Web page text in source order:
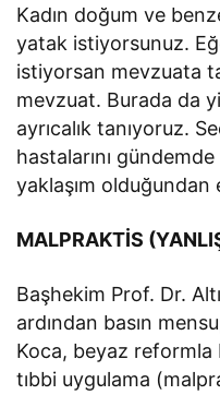
Kadın doğum ve
yatak istiyorsunuz.
istiyorsan mevzuata
mevzuat. Burada da
ayrıcalık tanıyoruz.
hastalarını
yaklaşım olduğundan
MALPRAKTİS
Başhekim Prof. Dr.
ardından basın
Koca, beyaz reformla
tıbbi uygulama